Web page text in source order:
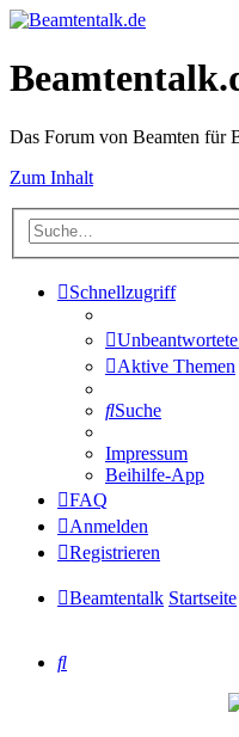
Das Forum von Beamten für
Zum Inhalt
Schnellzugriff
Aktive Themen
Suche
Impressum
Beihilfe-App
FAQ
Anmelden
Registrieren
Beamtentalk Startseite
Suche